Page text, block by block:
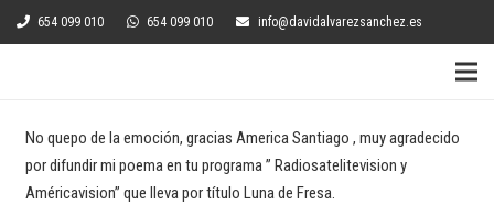
654 099 010 654 099 010 info@davidalvarezsanchez.es
No quepo de la emoción, gracias America Santiago , muy agradecido
por difundir mi poema en tu programa ” Radiosatelitevision y
Américavision” que lleva por título Luna de Fresa.